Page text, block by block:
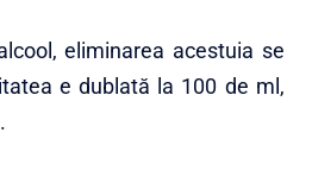
eliminarea acestuia se
e dublată la 100 de ml,